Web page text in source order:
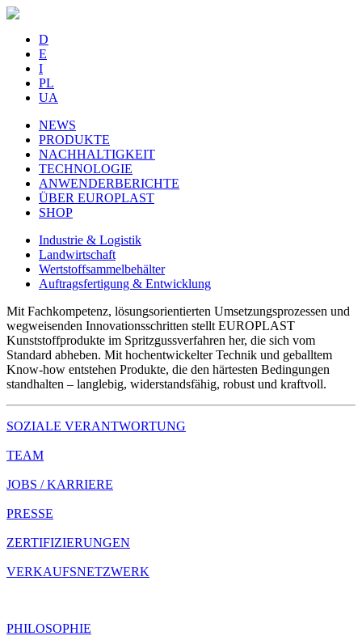
D
E
I
PL
UA
NEWS
PRODUKTE
NACHHALTIGKEIT
TECHNOLOGIE
ANWENDERBERICHTE
ÜBER EUROPLAST
SHOP
Industrie & Logistik
Landwirtschaft
Wertstoffsammelbehälter
Auftragsfertigung & Entwicklung
Mit Fachkompetenz, lösungsorientierten Umsetzungsprozessen und
wegweisenden Innovationsschritten stellt EUROPLAST
Kunststoffprodukte im Spritzgussverfahren her, die sich vom
Standard abheben. Mit hochentwickelter Technik und geballtem
Know-how entstehen Produkte, die den härtesten Bedingungen
standhalten – langlebig, widerstandsfähig, robust und kraftvoll.
SOZIALE VERANTWORTUNG
TEAM
JOBS / KARRIERE
PRESSE
ZERTIFIZIERUNGEN
VERKAUFSNETZWERK
PHILOSOPHIE